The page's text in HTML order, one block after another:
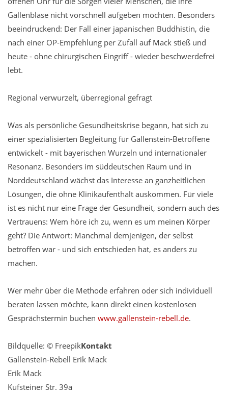
Gallenblase nicht vorschnell aufgeben möchten. Besonders
beeindruckend: Der Fall einer japanischen Buddhistin, die
nach einer OP-Empfehlung per Zufall auf Mack stieß und
heute - ohne chirurgischen Eingriff - wieder beschwerdefrei
lebt.
Regional verwurzelt, überregional gefragt
Was als persönliche Gesundheitskrise begann, hat sich zu
einer spezialisierten Begleitung für Gallenstein-Betroffene
entwickelt - mit bayerischen Wurzeln und internationaler
Resonanz. Besonders im süddeutschen Raum und in
Norddeutschland wächst das Interesse an ganzheitlichen
Lösungen, die ohne Klinikaufenthalt auskommen. Für viele
ist es nicht nur eine Frage der Gesundheit, sondern auch des
Vertrauens: Wem höre ich zu, wenn es um meinen Körper
geht? Die Antwort: Manchmal demjenigen, der selbst
betroffen war - und sich entschieden hat, es anders zu
machen.
Wer mehr über die Methode erfahren oder sich individuell
beraten lassen möchte, kann direkt einen kostenlosen
Gesprächstermin buchen www.gallenstein-rebell.de.
Bildquelle: © FreepikKontakt
Gallenstein-Rebell Erik Mack
Erik Mack
Kufsteiner Str. 39a